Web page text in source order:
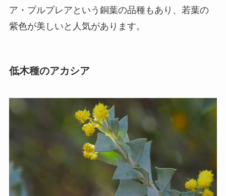
ア・プルプレアという銅葉の品種もあり、若葉の
紫色が美しいと人気があります。
低木種のアカシア